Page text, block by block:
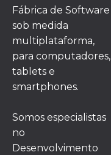
Fábrica de Software
sob medida
multiplataforma,
para computadores,
tablets e
smartphones.
Somos especialistas
no
Desenvolvimento